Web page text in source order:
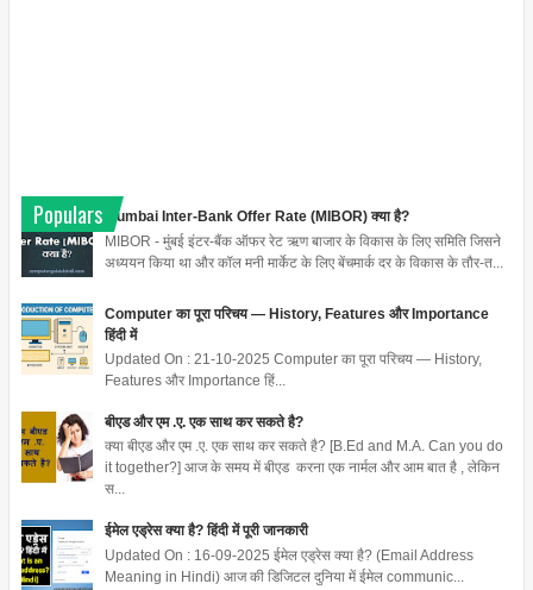
Populars
Mumbai Inter-Bank Offer Rate (MIBOR) क्या है?
MIBOR - मुंबई इंटर-बैंक ऑफर रेट ऋण बाजार के विकास के लिए समिति जिसने
अध्ययन किया था और कॉल मनी मार्केट के लिए बेंचमार्क दर के विकास के तौर-त...
Computer का पूरा परिचय — History, Features और Importance
हिंदी में
Updated On : 21-10-2025 Computer का पूरा परिचय — History,
Features और Importance हिं...
बीएड और एम .ए. एक साथ कर सकते है?
क्या बीएड और एम .ए. एक साथ कर सकते है? [B.Ed and M.A. Can you do
it together?] आज के समय में बीएड करना एक नार्मल और आम बात है , लेकिन
स...
ईमेल एड्रेस क्या है? हिंदी में पूरी जानकारी
Updated On : 16-09-2025 ईमेल एड्रेस क्या है? (Email Address
Meaning in Hindi) आज की डिजिटल दुनिया में ईमेल communic...